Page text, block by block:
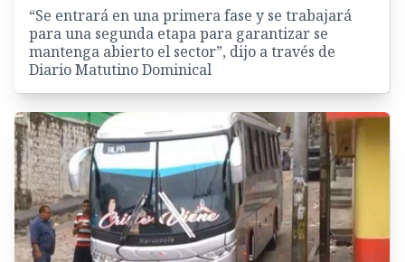
“Se entrará en una primera fase y se trabajará
para una segunda etapa para garantizar se
mantenga abierto el sector”, dijo a través de
Diario Matutino Dominical